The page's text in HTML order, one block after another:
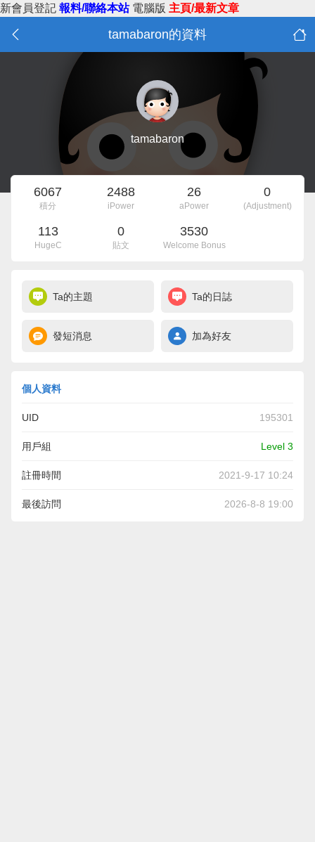
新會員登記 報料/聯絡本站 電腦版 主頁/最新文章
tamabaron的資料
tamabaron
6067
積分
2488
iPower
26
aPower
0
(Adjustment)
113
HugeC
0
貼文
3530
Welcome Bonus
Ta的主題 Ta的日誌
發短消息 加為好友
個人資料
UID 195301
用戶組 Level 3
註冊時間 2021-9-17 10:24
最後訪問 2026-8-8 19:00